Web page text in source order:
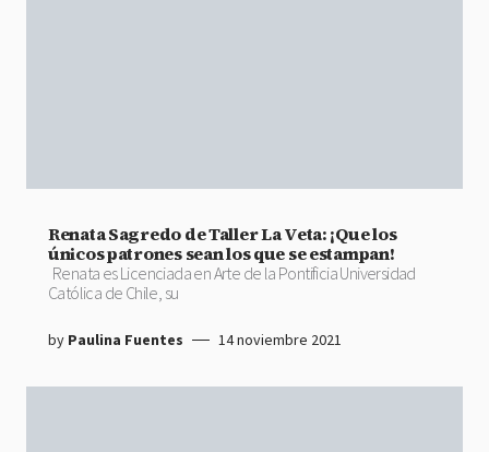
Renata Sagredo de Taller La Veta: ¡Que los
únicos patrones sean los que se estampan!
Renata es Licenciada en Arte de la Pontificia Universidad
Católica de Chile, su
by Paulina Fuentes 14 noviembre 2021